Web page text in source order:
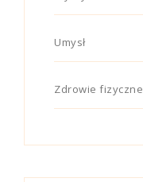
Umysł
Zdrowie fizyczne